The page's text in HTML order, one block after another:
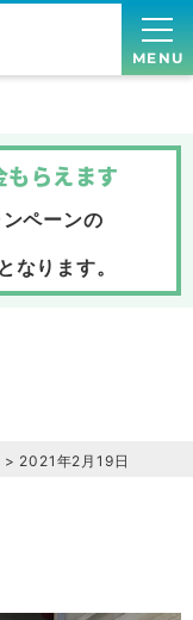
MENU
もらえます
ペーンの
となります。
> 2021年2月19日